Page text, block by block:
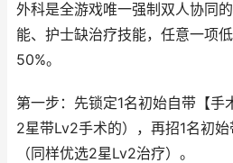
外科是全游戏唯一强制双人协同
能、护士缺治疗技能，任意一项
50%。
第一步：先锁定1名初始自带【手
2星带Lv2手术的），再招1名初
（同样优选2星Lv2治疗）。